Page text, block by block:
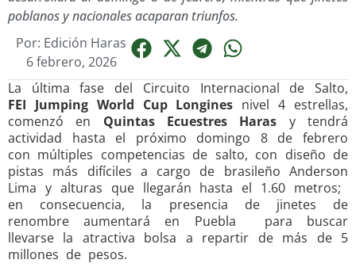
poblanos y nacionales acaparan triunfos.
Por: Edición Haras
6 febrero, 2026
La última fase del Circuito Internacional de Salto,
FEI Jumping World Cup Longines nivel 4 estrellas,
comenzó en Quintas Ecuestres Haras y tendrá
actividad hasta el próximo domingo 8 de febrero
con múltiples competencias de salto, con diseño de
pistas más difíciles a cargo de brasileño Anderson
Lima y alturas que llegarán hasta el 1.60 metros;
en consecuencia, la presencia de jinetes de
renombre aumentará en Puebla para buscar
llevarse la atractiva bolsa a repartir de más de 5
millones de pesos.